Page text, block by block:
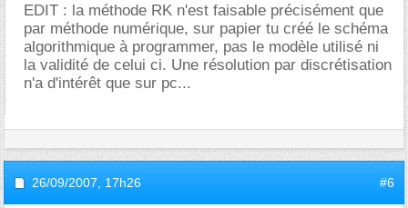
EDIT : la méthode RK n'est faisable précisément que
par méthode numérique, sur papier tu créé le schéma
algorithmique à programmer, pas le modèle utilisé ni
la validité de celui ci. Une résolution par discrétisation
n'a d'intérêt que sur pc...
26/09/2007, 17h26 #6